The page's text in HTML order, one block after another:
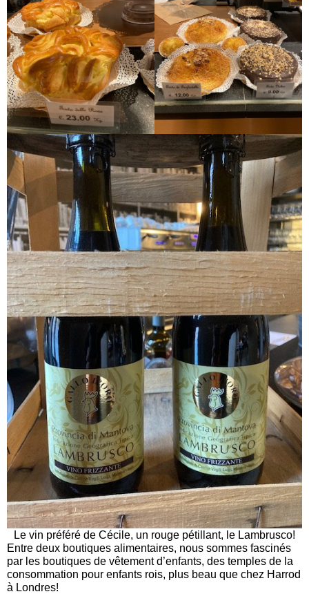
Le vin préféré de Cécile, un rouge pétillant, le Lambrusco!
Entre deux boutiques alimentaires, nous sommes fascinés
par les boutiques de vêtement d’enfants, des temples de la
consommation pour enfants rois, plus beau que chez Harrod
à Londres!